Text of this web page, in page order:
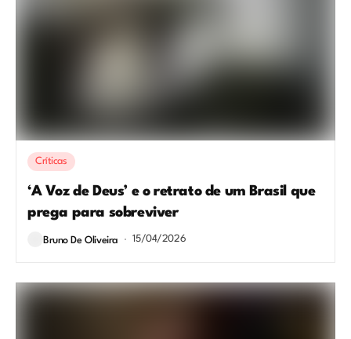
Críticas
‘A Voz de Deus’ e o retrato de um Brasil que
prega para sobreviver
Bruno De Oliveira 15/04/2026